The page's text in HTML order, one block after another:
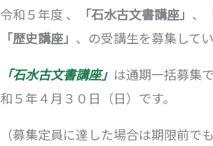
令和５年度 、
「石水古文書講座」 、
「歴史講座」 、の受講生を募集してい
「石水古文書講座」 は通期一括募集
和５年４月３０日（日）です。
（募集定員に達した場合は期限前で
子
講
史
講